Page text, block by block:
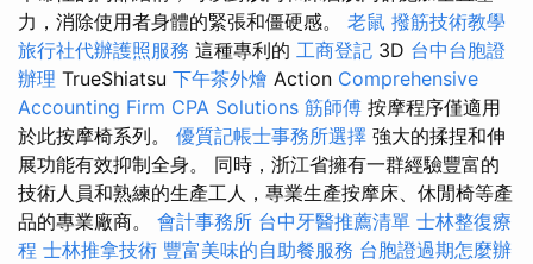
力，消除使用者身體的緊張和僵硬感。 老鼠 撥筋技術教學
旅行社代辦護照服務 這種專利的 工商登記 3D 台中台胞證
辦理 TrueShiatsu 下午茶外燴 Action Comprehensive
Accounting Firm CPA Solutions 筋師傅 按摩程序僅適用
於此按摩椅系列。 優質記帳士事務所選擇 強大的揉捏和伸
展功能有效抑制全身。 同時，浙江省擁有一群經驗豐富的
技術人員和熟練的生產工人，專業生產按摩床、休閒椅等產
品的專業廠商。 會計事務所 台中牙醫推薦清單 士林整復療
程 士林推拿技術 豐富美味的自助餐服務 台胞證過期怎麼辦